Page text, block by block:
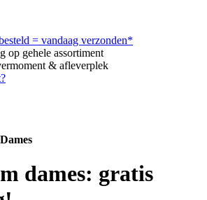
= vandaag verzonden*
op gehele assortiment
& afleverplek
dames: gratis